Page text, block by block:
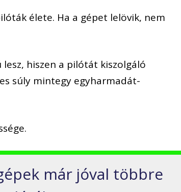
élete. Ha a gépet lelövik, nem
hiszen a pilótát kiszolgáló
súly mintegy egyharmadát-
már jóval többre